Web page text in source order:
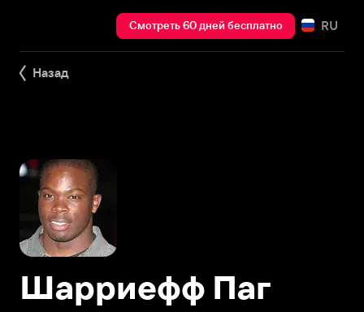
Смотреть 60 дней бесплатно RU
Назад
Шарриефф Паг